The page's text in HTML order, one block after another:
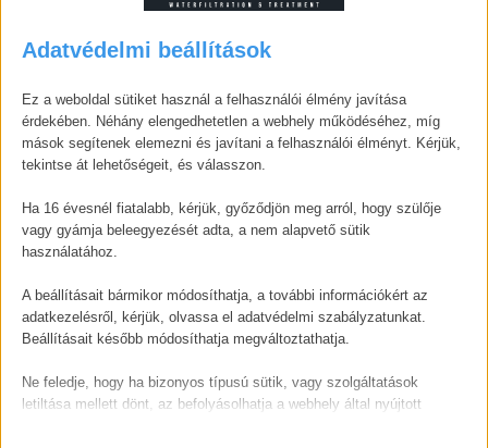
Adatvédelmi beállítások
Ez a weboldal sütiket használ a felhasználói élmény javítása
érdekében. Néhány elengedhetetlen a webhely működéséhez, míg
mások segítenek elemezni és javítani a felhasználói élményt. Kérjük,
tekintse át lehetőségeit, és válasszon.
Ha 16 évesnél fiatalabb, kérjük, győződjön meg arról, hogy szülője
vagy gyámja beleegyezését adta, a nem alapvető sütik
használatához.
A beállításait bármikor módosíthatja, a további információkért az
adatkezelésről, kérjük, olvassa el adatvédelmi szabályzatunkat.
Beállításait később módosíthatja megváltoztathatja.
Ne feledje, hogy ha bizonyos típusú sütik, vagy szolgáltatások
letiltása mellett dönt, az befolyásolhatja a webhely által nyújtott